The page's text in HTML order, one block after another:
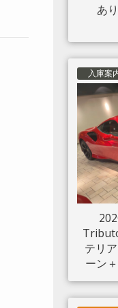
あ
入庫案
テリ
ーン
ブリ
アハ